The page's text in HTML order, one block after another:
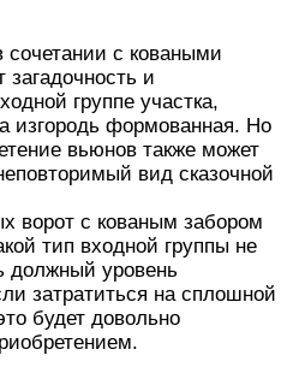
с коваными
загадочность и
группе участка,
изгородь формованная. Но
вьюнов также может
вид сказочной
ворот с кованым забором
тип входной группы не
должный уровень
затратиться на сплошной
будет довольно